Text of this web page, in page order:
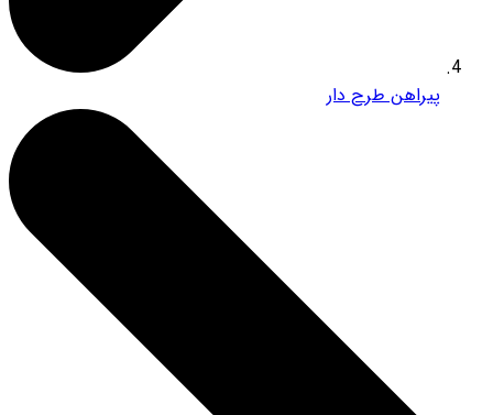
پیراهن طرح دار